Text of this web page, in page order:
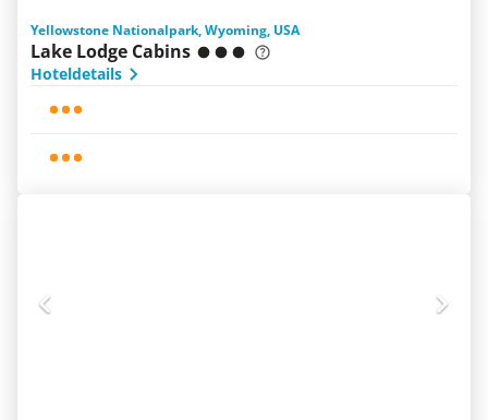
Yellowstone Nationalpark, Wyoming, USA
Lake Lodge Cabins
Hoteldetails